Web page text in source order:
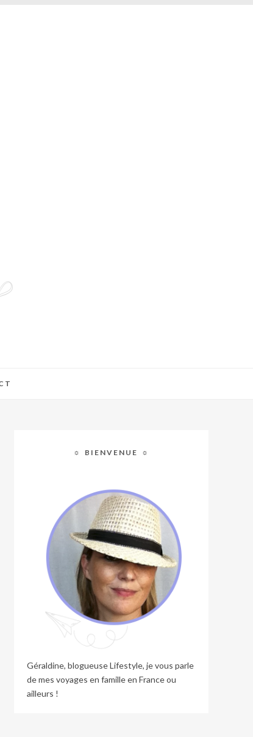
☼ BIENVENUE ☼
Géraldine, blogueuse Lifestyle, je vous parle
de mes voyages en famille en France ou
ailleurs !